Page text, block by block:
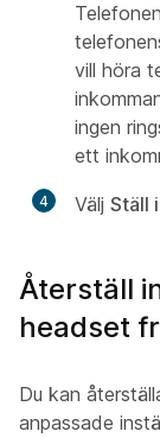
vill höra
ingen
ett
4 Välj Ställ
Återställ
headset
Du kan
anpassade